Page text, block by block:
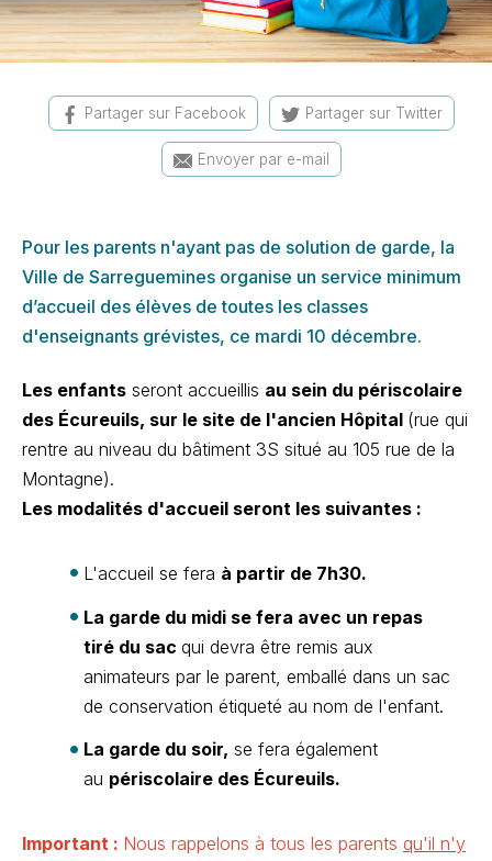
Partager sur Facebook Partager sur Twitter
Envoyer par e-mail
Pour les parents n'ayant pas de solution de garde, la
Ville de Sarreguemines organise un service minimum
d’accueil des élèves de toutes les classes
d'enseignants grévistes, ce mardi 10 décembre.
Les enfants seront accueillis au sein du périscolaire
des Écureuils, sur le site de l'ancien Hôpital (rue qui
rentre au niveau du bâtiment 3S situé au 105 rue de la
Montagne).
Les modalités d'accueil seront les suivantes :
L'accueil se fera à partir de 7h30.
La garde du midi se fera avec un repas
tiré du sac qui devra être remis aux
animateurs par le parent, emballé dans un sac
de conservation étiqueté au nom de l'enfant.
La garde du soir, se fera également
au périscolaire des Écureuils.
Important : Nous rappelons à tous les parents qu'il n'y